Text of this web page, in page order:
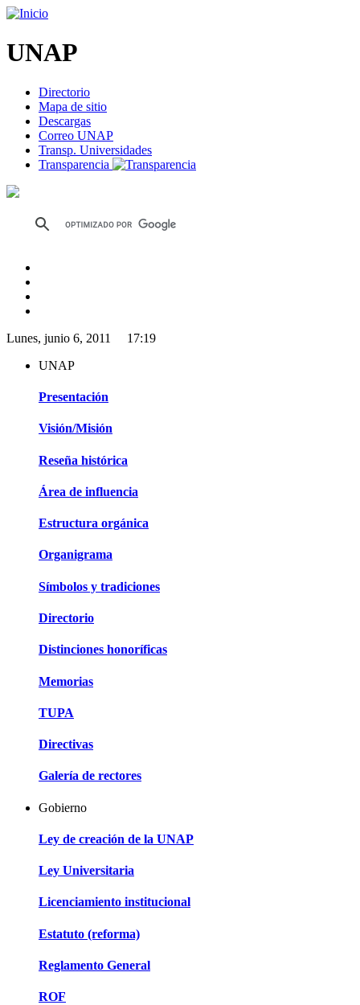
UNAP
Directorio
Mapa de sitio
Descargas
Correo UNAP
Transp. Universidades
Transparencia
Lunes, junio 6, 2011 17:19
UNAP
Presentación
Visión/Misión
Reseña histórica
Área de influencia
Estructura orgánica
Organigrama
Símbolos y tradiciones
Directorio
Distinciones honoríficas
Memorias
TUPA
Directivas
Galería de rectores
Gobierno
Ley de creación de la UNAP
Ley Universitaria
Licenciamiento institucional
Estatuto (reforma)
Reglamento General
ROF